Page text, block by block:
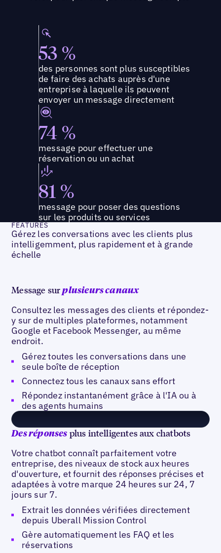
53 %
des personnes sont plus susceptibles
de faire des achats auprès d'une
entreprise à laquelle ils peuvent
envoyer un message directement
74 %
message pour effectuer une
réservation ou un achat
81 %
message pour poser des questions
sur les produits ou services
FEATURES
Gérez les conversations avec les clients plus
intelligemment, plus rapidement et à grande
échelle
Message surplusieurs canaux
Consultez les messages des clients et répondez-
y sur de multiples plateformes, notamment
Google et Facebook Messenger, au même
endroit.
Gérez toutes les conversations dans une
seule boîte de réception
Connectez tous les canaux sans effort
Répondez instantanément grâce à l'IA ou à
des agents humains
Des réponses plus intelligentes aux chatbots
Votre chatbot connaît parfaitement votre
entreprise, des niveaux de stock aux heures
d'ouverture, et fournit des réponses précises et
adaptées à votre marque 24 heures sur 24, 7
jours sur 7.
Extrait les données vérifiées directement
depuis Uberall Mission Control
Gère automatiquement les FAQ et les
réservations